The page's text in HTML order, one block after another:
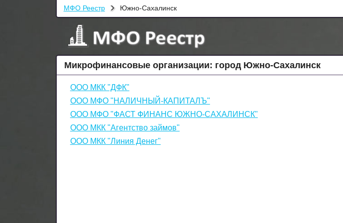
МФО Реестр Южно-Сахалинск
Микрофинансовые организации: город Южно-Сахалинск
ООО МКК "ДФК"
ООО МФО "НАЛИЧНЫЙ-КАПИТАЛЪ"
ООО МФО "ФАСТ ФИНАНС ЮЖНО-САХАЛИНСК"
ООО МКК "Агентство займов"
ООО МКК "Линия Денег"